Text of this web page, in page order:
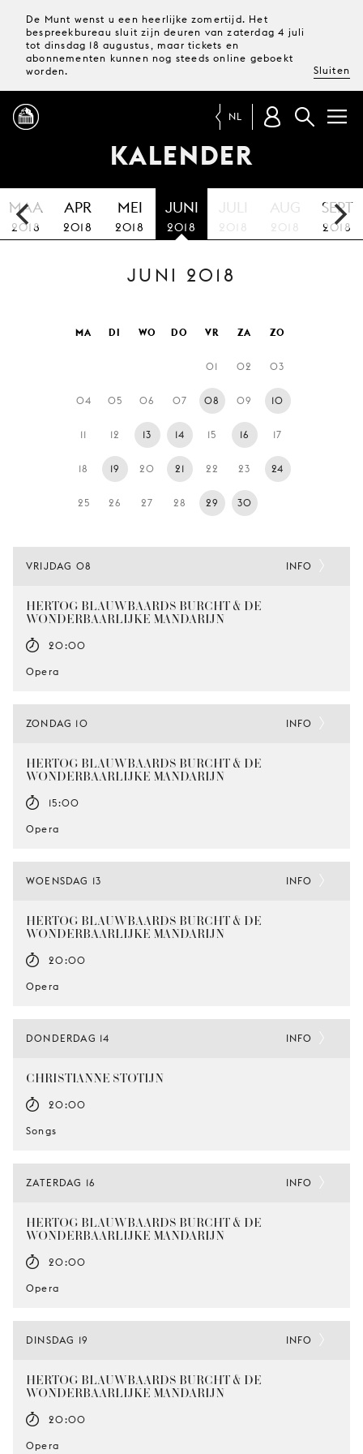
De Munt wenst u een heerlijke zomertijd. Het
bespreekbureau sluit zijn deuren van zaterdag 4 juli
tot dinsdag 18 augustus, maar tickets en
abonnementen kunnen nog steeds online geboekt
worden.
Sluiten
PROGRAMMA
MAGAZINE
TICKETS &
ABONNEMENTEN
BEZOEK
PUBLIEK
DE
MUNT
STEUN
ONS
NL
KALENDER
MAA
2018
APR
2018
MEI
2018
JUNI
2018
JULI
2018
AUG
2018
SEPT
2018
JUNI 2018
MA DI WO DO VR ZA ZO
01 02 03
04 05 06 07 08 09 10
11 12 13 14 15 16 17
18 19 20 21 22 23 24
25 26 27 28 29 30
VRIJDAG 08
HERTOG BLAUWBAARDS BURCHT & DE
WONDERBAARLIJKE MANDARIJN
20:00
Opera
INFO
ZONDAG 10
HERTOG BLAUWBAARDS BURCHT & DE
WONDERBAARLIJKE MANDARIJN
15:00
Opera
INFO
WOENSDAG 13
HERTOG BLAUWBAARDS BURCHT & DE
WONDERBAARLIJKE MANDARIJN
20:00
Opera
INFO
DONDERDAG 14
CHRISTIANNE STOTIJN
20:00
Songs
INFO
ZATERDAG 16
HERTOG BLAUWBAARDS BURCHT & DE
WONDERBAARLIJKE MANDARIJN
20:00
Opera
INFO
DINSDAG 19
HERTOG BLAUWBAARDS BURCHT & DE
WONDERBAARLIJKE MANDARIJN
20:00
Opera
INFO